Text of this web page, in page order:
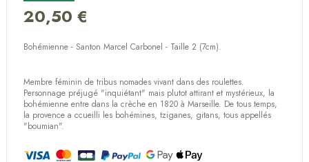
20,50 €
Bohémienne - Santon Marcel Carbonel - Taille 2 (7cm).
Membre féminin de tribus nomades vivant dans des roulettes.
Personnage préjugé "inquiétant" mais plutot attirant et mystérieux, la
bohémienne entre dans la crèche en 1820 à Marseille. De tous temps,
la provence a ccueilli les bohémines, tziganes, gitans, tous appellés
"boumian".